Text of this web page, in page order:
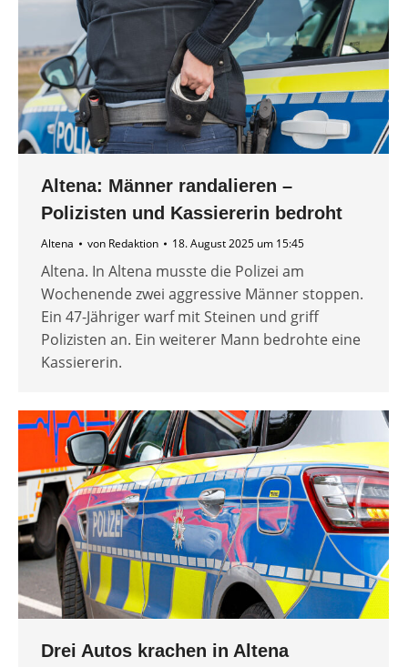
Altena: Männer randalieren –
Polizisten und Kassiererin bedroht
Altena von Redaktion 18. August 2025 um 15:45
Altena. In Altena musste die Polizei am
Wochenende zwei aggressive Männer stoppen.
Ein 47-Jähriger warf mit Steinen und griff
Polizisten an. Ein weiterer Mann bedrohte eine
Kassiererin.
Drei Autos krachen in Altena